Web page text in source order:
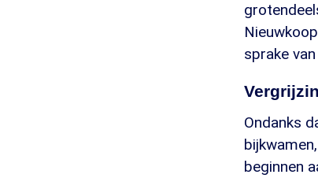
sprake
Ondanks
beginnen